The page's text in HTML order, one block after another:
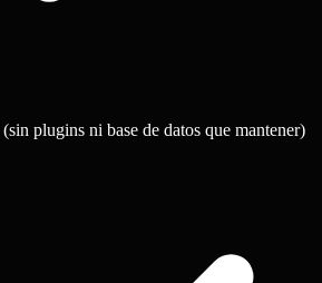
plugins ni base de datos que mantener)